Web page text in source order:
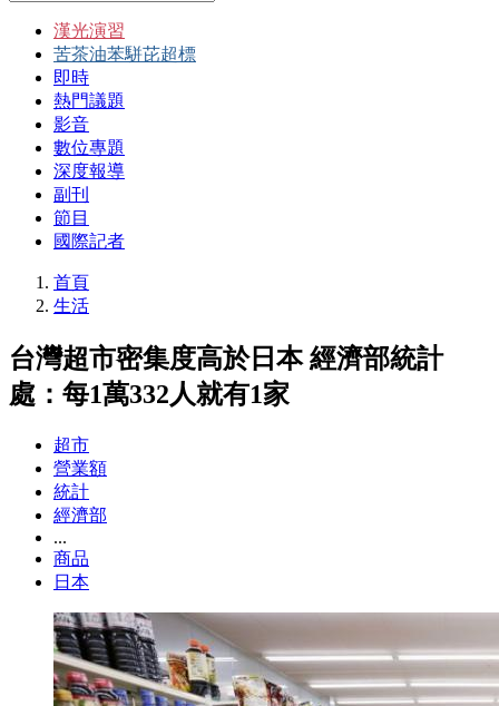
漢光演習
苦茶油苯駢芘超標
即時
熱門議題
影音
數位專題
深度報導
副刊
節目
國際記者
首頁
生活
台灣超市密集度高於日本 經濟部統計
處：每1萬332人就有1家
超市
營業額
統計
經濟部
...
商品
日本